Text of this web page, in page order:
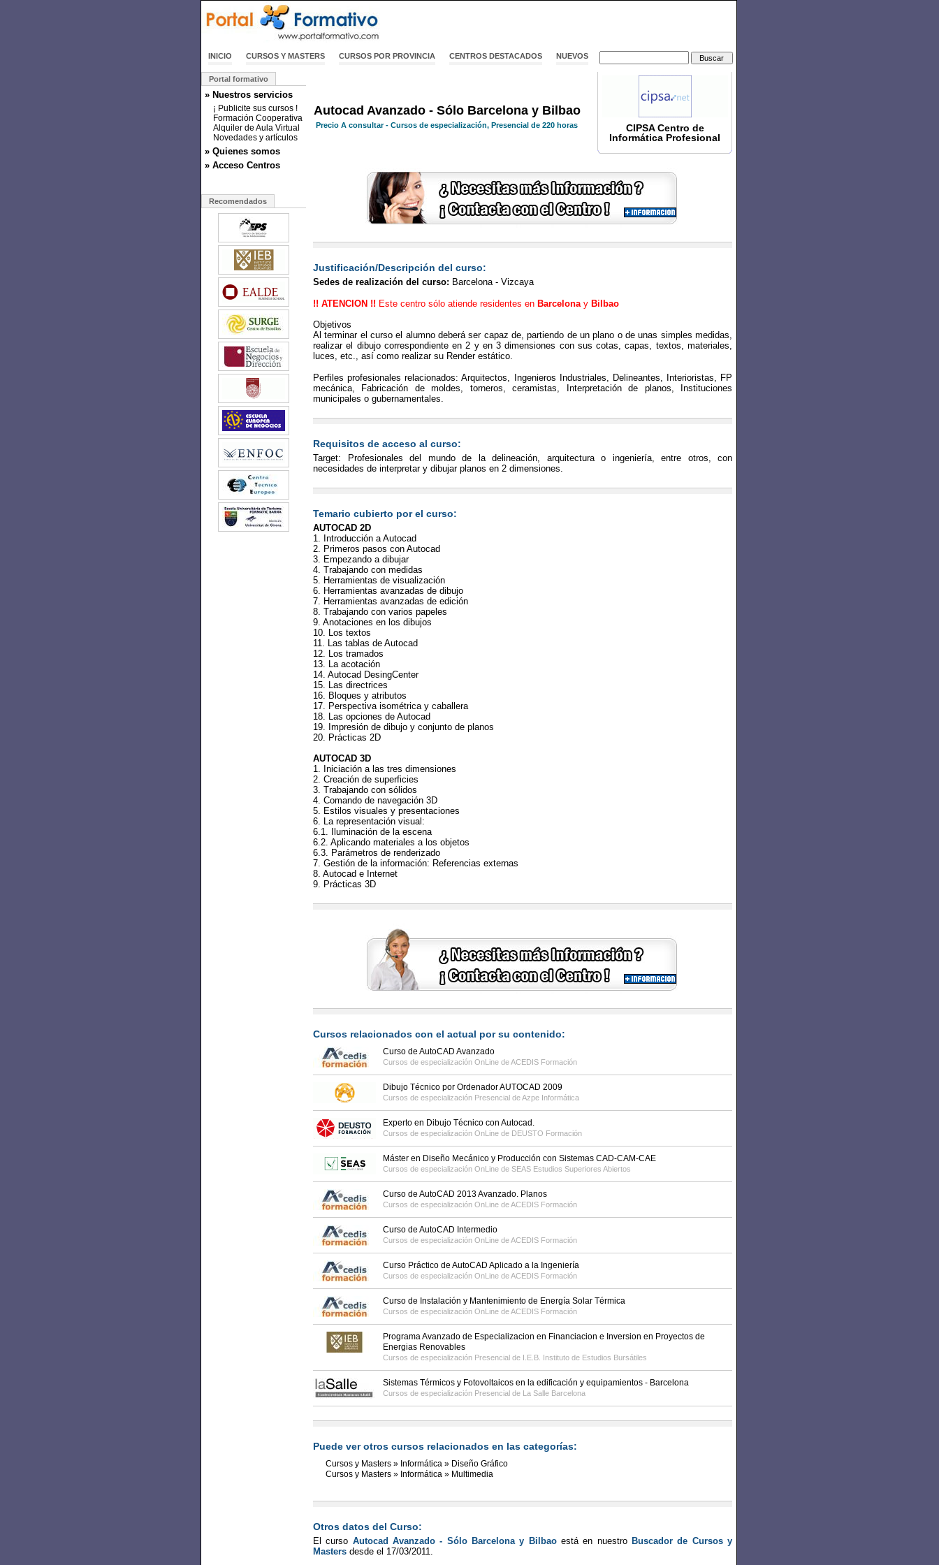
INICIO CURSOS Y MASTERS CURSOS POR PROVINCIA CENTROS DESTACADOS NUEVOS
Portal formativo
» Nuestros servicios
¡ Publicite sus cursos !
Formación Cooperativa
Alquiler de Aula Virtual
Novedades y artículos
» Quienes somos
» Acceso Centros
Recomendados
Autocad Avanzado - Sólo Barcelona y Bilbao
Precio A consultar - Cursos de especialización, Presencial de 220 horas
CIPSA Centro de
Informática Profesional
Justificación/Descripción del curso:
Sedes de realización del curso: Barcelona - Vizcaya
!! ATENCION !! Este centro sólo atiende residentes en Barcelona y Bilbao
Objetivos
Al terminar el curso el alumno deberá ser capaz de, partiendo de un plano o de unas simples medidas,
realizar el dibujo correspondiente en 2 y en 3 dimensiones con sus cotas, capas, textos, materiales,
luces, etc., así como realizar su Render estático.
Perfiles profesionales relacionados: Arquitectos, Ingenieros Industriales, Delineantes, Interioristas, FP
mecánica, Fabricación de moldes, torneros, ceramistas, Interpretación de planos, Instituciones
municipales o gubernamentales.
Requisitos de acceso al curso:
Target: Profesionales del mundo de la delineación, arquitectura o ingeniería, entre otros, con
necesidades de interpretar y dibujar planos en 2 dimensiones.
Temario cubierto por el curso:
AUTOCAD 2D
1. Introducción a Autocad
2. Primeros pasos con Autocad
3. Empezando a dibujar
4. Trabajando con medidas
5. Herramientas de visualización
6. Herramientas avanzadas de dibujo
7. Herramientas avanzadas de edición
8. Trabajando con varios papeles
9. Anotaciones en los dibujos
10. Los textos
11. Las tablas de Autocad
12. Los tramados
13. La acotación
14. Autocad DesingCenter
15. Las directrices
16. Bloques y atributos
17. Perspectiva isométrica y caballera
18. Las opciones de Autocad
19. Impresión de dibujo y conjunto de planos
20. Prácticas 2D
AUTOCAD 3D
1. Iniciación a las tres dimensiones
2. Creación de superficies
3. Trabajando con sólidos
4. Comando de navegación 3D
5. Estilos visuales y presentaciones
6. La representación visual:
6.1. Iluminación de la escena
6.2. Aplicando materiales a los objetos
6.3. Parámetros de renderizado
7. Gestión de la información: Referencias externas
8. Autocad e Internet
9. Prácticas 3D
Cursos relacionados con el actual por su contenido:
Curso de AutoCAD Avanzado
Cursos de especialización OnLine deACEDIS Formación
Dibujo Técnico por Ordenador AUTOCAD 2009
Cursos de especialización Presencial deAzpe Informática
Experto en Dibujo Técnico con Autocad.
Cursos de especialización OnLine de DEUSTO Formación
Máster en Diseño Mecánico y Producción con Sistemas CAD-CAM-CAE
Cursos de especialización OnLine de SEAS Estudios Superiores Abiertos
Curso de AutoCAD 2013 Avanzado. Planos
Cursos de especialización OnLine deACEDIS Formación
Curso de AutoCAD Intermedio
Cursos de especialización OnLine deACEDIS Formación
Curso Práctico de AutoCAD Aplicado a la Ingeniería
Cursos de especialización OnLine deACEDIS Formación
Curso de Instalación y Mantenimiento de Energía Solar Térmica
Cursos de especialización OnLine deACEDIS Formación
Programa Avanzado de Especializacion en Financiacion e Inversion en Proyectos de
Energias Renovables
Cursos de especialización Presencial de I.E.B. Instituto de Estudios Bursátiles
Sistemas Térmicos y Fotovoltaicos en la edificación y equipamientos - Barcelona
Cursos de especialización Presencial de La Salle Barcelona
Puede ver otros cursos relacionados en las categorías:
Cursos y Masters » Informática » Diseño Gráfico
Cursos y Masters » Informática » Multimedia
Otros datos del Curso:
El curso Autocad Avanzado - Sólo Barcelona y Bilbaoestá en nuestro Buscador de Cursos y
Masters desde el 17/03/2011.